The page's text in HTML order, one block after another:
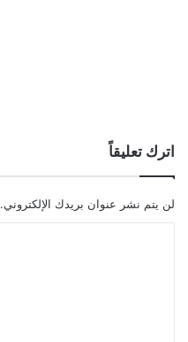
اترك تعليقاً
لن يتم نشر عنوان بريدك الإلكتروني.